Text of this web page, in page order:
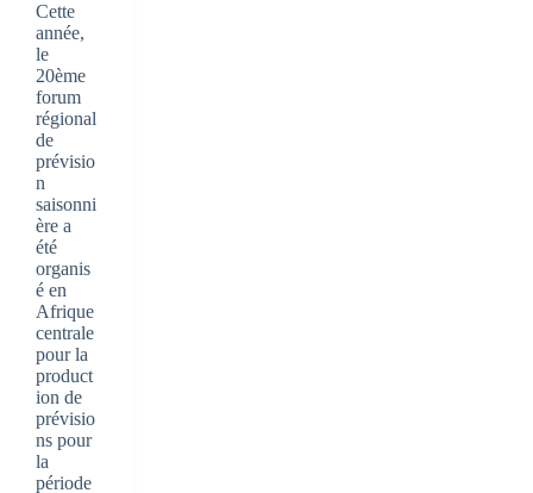
Cette
année,
le
20ème
forum
régional
de
prévisio
n
saisonni
ère a
été
organis
é en
Afrique
centrale
pour la
product
ion de
prévisio
ns pour
la
période